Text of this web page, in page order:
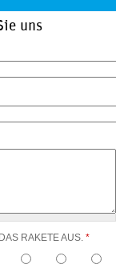
uns
RAKETE AUS. *